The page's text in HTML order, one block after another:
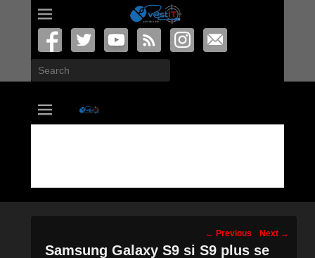
Search
vastIT.ro
Blog de Tehnologie
Post
navigation
← Previous Next →
Samsung Galaxy S9 si S9 plus se